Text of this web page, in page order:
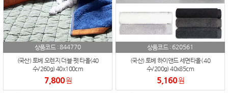
상품코드 :844770
(국산) 토베 오렌지 더블 펫 타올(40
수/260g) 40x100cm
7,800원
상품코드 : 620561
(국산) 토베 하이앤드 세면타올( 40
수/200g) 40x85cm
5,160원